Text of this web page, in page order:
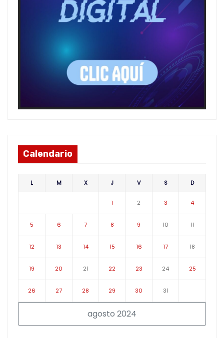
Calendario
agosto 2024
L M X J V S D
1 2 3 4
5 6 7 8 9 10 11
12 13 14 15 16 17 18
19 20 21 22 23 24 25
26 27 28 29 30 31